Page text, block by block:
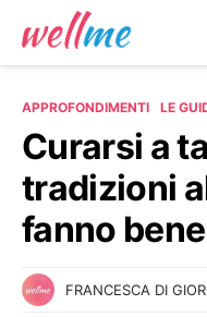
APPROFONDIMENTI LE
Curarsi a
tradizioni
fanno bene
FRANCESCA DI